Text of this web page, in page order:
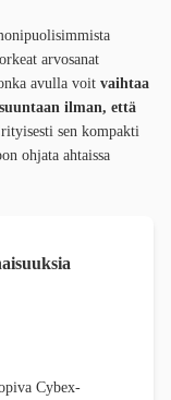
arvosanat
avulla voit vaihtaa
ilman, että
sen kompakti
ohjata ahtaissa
Cybex-